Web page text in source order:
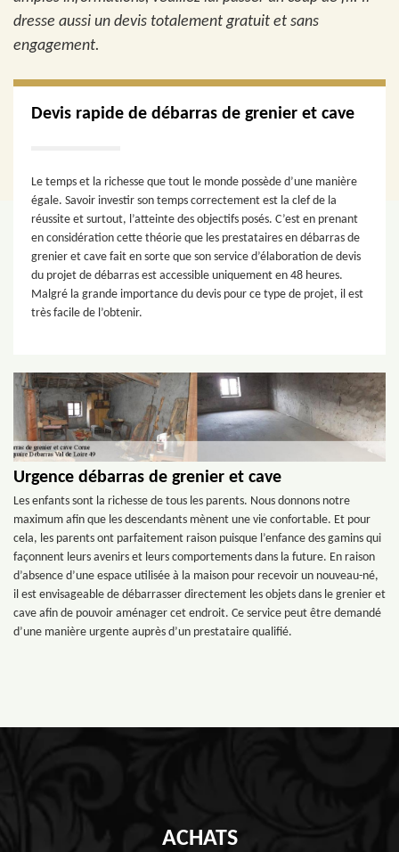
dresse aussi un devis totalement gratuit et sans
engagement.
Devis rapide de débarras de grenier et cave
Le temps et la richesse que tout le monde possède d’une manière
égale. Savoir investir son temps correctement est la clef de la
réussite et surtout, l’atteinte des objectifs posés. C’est en prenant
en considération cette théorie que les prestataires en débarras de
grenier et cave fait en sorte que son service d’élaboration de devis
du projet de débarras est accessible uniquement en 48 heures.
Malgré la grande importance du devis pour ce type de projet, il est
très facile de l’obtenir.
Urgence débarras de grenier et cave
Les enfants sont la richesse de tous les parents. Nous donnons notre
maximum afin que les descendants mènent une vie confortable. Et pour
cela, les parents ont parfaitement raison puisque l’enfance des gamins qui
façonnent leurs avenirs et leurs comportements dans la future. En raison
d’absence d’une espace utilisée à la maison pour recevoir un nouveau-né,
il est envisageable de débarrasser directement les objets dans le grenier et
cave afin de pouvoir aménager cet endroit. Ce service peut être demandé
d’une manière urgente auprès d’un prestataire qualifié.
ACHATS